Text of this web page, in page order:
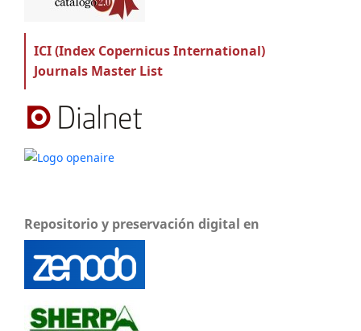
ICI (Index Copernicus International)
Journals Master List
Repositorio y preservación digital en